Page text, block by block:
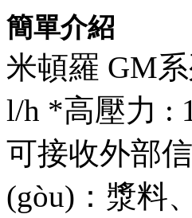
簡單介紹
米頓羅 GM
l/h *高壓力 :
可接收外部
(gòu)：漿料